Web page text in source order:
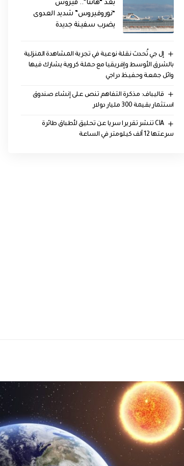
بعد “هانتا”.. فيروس
“نوروفيروس” شديد العدوى
يضرب سفينة جديدة
إل جي تُحدث نقلة نوعية في تجربة المشاهدة المنزلية
بالشرق الأوسط وإفريقيا مع حملة كروية يشارك فيها
وائل جمعة وحفيظ دراجي
قاليباف: مذكرة التفاهم تنص على إنشاء صندوق
استثمار بقيمة 300 مليار دولار
CIA تنشر تقريرا سريا عن تحليق لأطباق طائرة
سرعتها 12 ألف كيلومتر في الساعة